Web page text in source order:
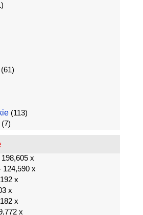
(61)
(113)
(7)
198,605 x
124,590 x
x
x
x
x